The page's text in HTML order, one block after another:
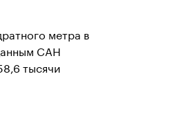
метра в
САН
тысячи